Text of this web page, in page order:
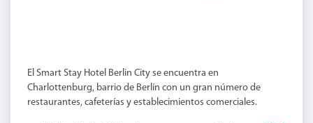
El Smart Stay Hotel Berlin City se encuentra en
Charlottenburg, barrio de Berlín con un gran número de
restaurantes, cafeterías y establecimientos comerciales.